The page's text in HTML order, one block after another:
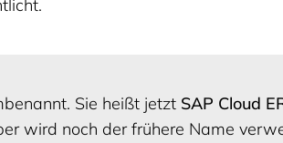
Sie heißt jetzt SAP Cloud
wird noch der frühere Name